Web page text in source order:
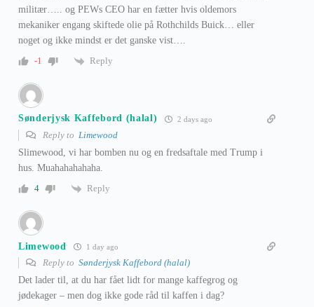
militær….. og PEWs CEO har en fætter hvis oldemors
mekaniker engang skiftede olie på Rothchilds Buick… eller
noget og ikke mindst er det ganske vist….
-1
Reply
Sønderjysk Kaffebord (halal) 2 days ago
Reply to Limewood
Slimewood, vi har bomben nu og en fredsaftale med Trump i
hus. Muahahahahaha.
4
Reply
Limewood 1 day ago
Reply to Sønderjysk Kaffebord (halal)
Det lader til, at du har fået lidt for mange kaffegrog og
jødekager – men dog ikke gode råd til kaffen i dag?